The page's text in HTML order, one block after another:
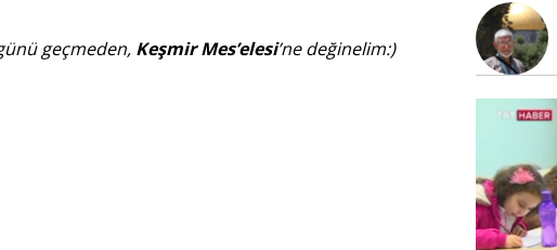
geçmeden, Keşmir Mes’elesi’ne değinelim:)